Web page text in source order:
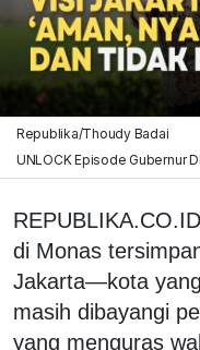
Republika/Thoudy Badai
UNLOCK Episode Gubernur
di Monas
Jakarta—kota
masih dibayangi
yang menguras